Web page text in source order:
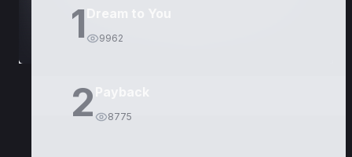
1 9962
2 8775